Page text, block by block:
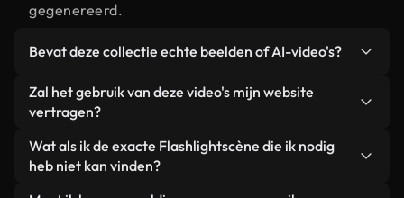
gegenereerd.
Bevat deze collectie echte beelden of AI-video's?
Beide. Dit is een hybride bibliotheek die bestaat
uit echte, door mensen gefilmde beelden van
video's. Elke video is duidelijk gelabeld, zodat je
altijd weet wat je gebruikt.
Zal het gebruik van deze video's mijn website
vertragen?
Niet als u voor onze geoptimaliseerde versies
kiest. Wij bieden lichtgewicht, webklare formaten
Wat als ik de exacte Flashlightscène die ik nodig
heb niet kan vinden?
Met Coverr AI Studio maak je direct een video.